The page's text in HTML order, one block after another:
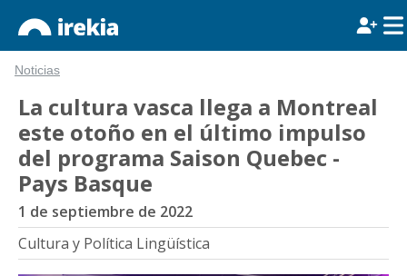
Noticias
La cultura vasca llega a Montreal
este otoño en el último impulso
del programa Saison Quebec -
Pays Basque
1 de septiembre de 2022
Cultura y Política Lingüística